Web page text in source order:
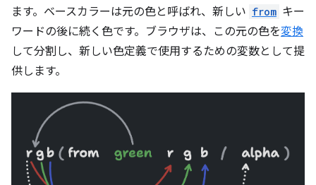
ます。ベースカラーは元の色と呼ばれ、新しい from キー
ワードの後に続く色です。ブラウザは、この元の色を変換
して分割し、新しい色定義で使用するための変数として提
供します。